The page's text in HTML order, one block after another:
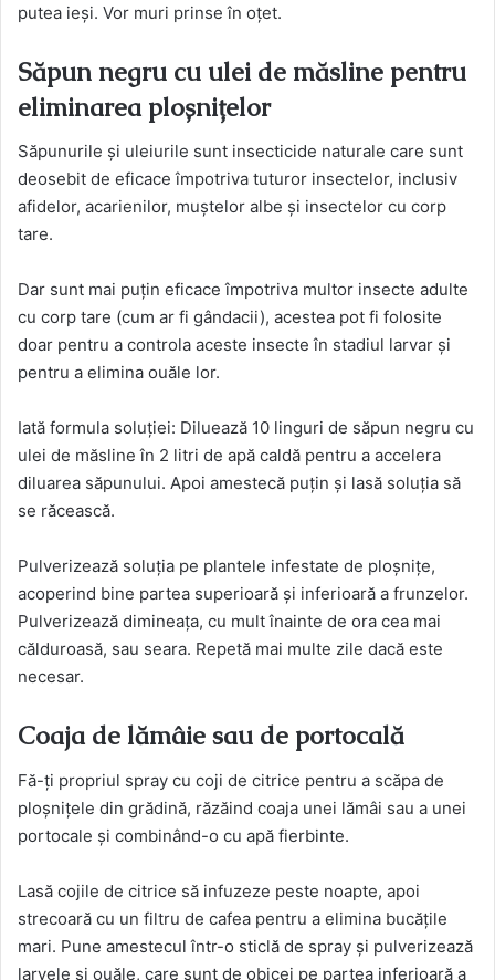
putea ieși. Vor muri prinse în oțet.
Săpun negru cu ulei de măsline pentru
eliminarea ploșnițelor
Săpunurile și uleiurile sunt insecticide naturale care sunt
deosebit de eficace împotriva tuturor insectelor, inclusiv
afidelor, acarienilor, muștelor albe și insectelor cu corp
tare.
Dar sunt mai puțin eficace împotriva multor insecte adulte
cu corp tare (cum ar fi gândacii), acestea pot fi folosite
doar pentru a controla aceste insecte în stadiul larvar și
pentru a elimina ouăle lor.
Iată formula soluției: Diluează 10 linguri de săpun negru cu
ulei de măsline în 2 litri de apă caldă pentru a accelera
diluarea săpunului. Apoi amestecă puțin și lasă soluția să
se răcească.
Pulverizează soluția pe plantele infestate de ploșnițe,
acoperind bine partea superioară și inferioară a frunzelor.
Pulverizează dimineața, cu mult înainte de ora cea mai
călduroasă, sau seara. Repetă mai multe zile dacă este
necesar.
Coaja de lămâie sau de portocală
Fă-ți propriul spray cu coji de citrice pentru a scăpa de
ploșnițele din grădină, răzăind coaja unei lămâi sau a unei
portocale și combinând-o cu apă fierbinte.
Lasă cojile de citrice să infuzeze peste noapte, apoi
strecoară cu un filtru de cafea pentru a elimina bucățile
mari. Pune amestecul într-o sticlă de spray și pulverizează
larvele și ouăle, care sunt de obicei pe partea inferioară a